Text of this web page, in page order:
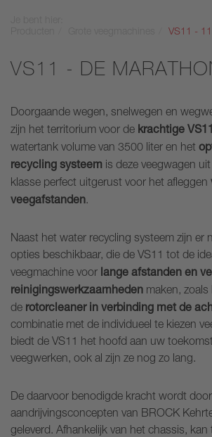
VS11 -
VS11 - DE
Doorgaande wegen, snelwegen en
zijn het territorium voor de krachtige VS11
watertank volume van 3500 liter en het
recycling systeem is deze veegwagen
klasse perfect uitgerust voor het afleggen
veegafstanden.
Naast het water recycling systeem zijn er
opties beschikbaar, die de VS11 tot de
veegmachine voor lange afstanden en
reinigingswerkzaamheden maken,
de rotorcleaner in verbinding met de
combinatie met de individueel te kiezen
biedt de VS11 het hoofd aan uw
veegwerken, ook al zijn ze nog zo lang.
De daarvoor benodigde kracht wordt
aandrijvingsconcepten van BROCK
geleverd. Afhankelijk van het chassis, kan